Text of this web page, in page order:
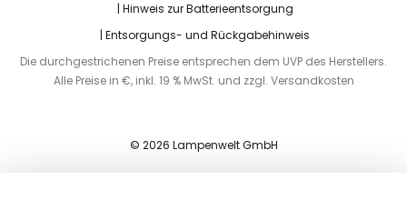
Hinweis zur Batterieentsorgung
Entsorgungs- und Rückgabehinweis
Die durchgestrichenen Preise entsprechen dem UVP des Herstellers.
Alle Preise in €, inkl. 19 % MwSt. und zzgl. Versandkosten
© 2026 Lampenwelt GmbH